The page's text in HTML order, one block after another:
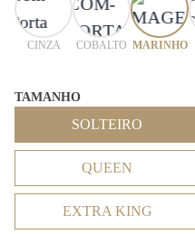
CINZA COBALTO MARINHO
TAMANHO
SOLTEIRO
QUEEN
EXTRA KING